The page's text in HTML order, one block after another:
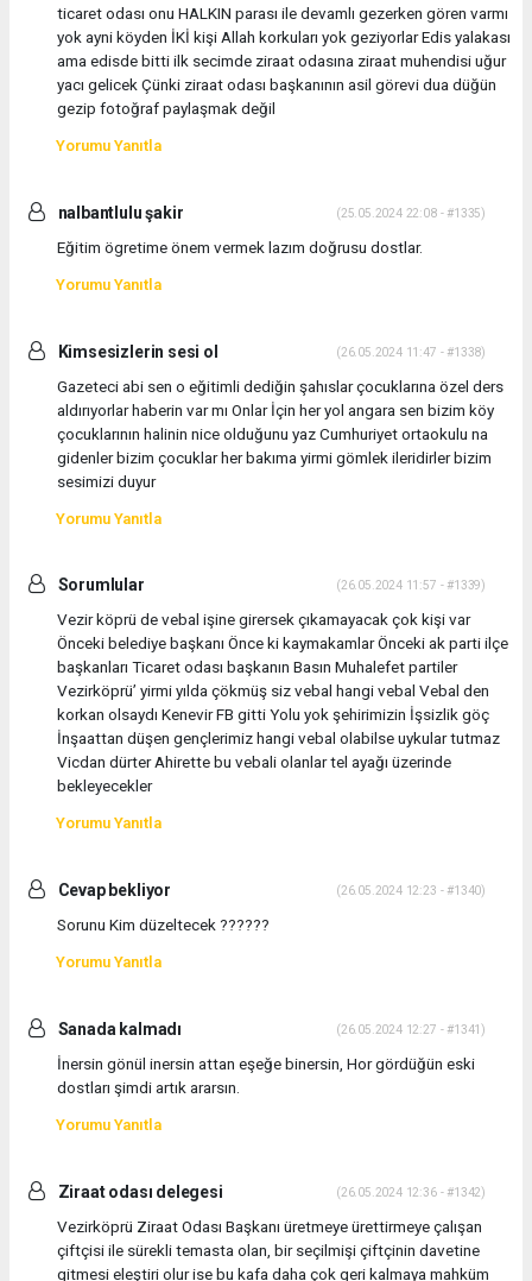
ticaret odası onu HALKIN parası ile devamlı gezerken gören varmı
yok ayni köyden İKİ kişi Allah korkuları yok geziyorlar Edis yalakası
ama edisde bitti ilk secimde ziraat odasına ziraat muhendisi uğur
yacı gelicek Çünki ziraat odası başkanının asil görevi dua düğün
gezip fotoğraf paylaşmak değil
Yorumu Yanıtla
nalbantlulu şakir (25.05.2024 22:08 - #1335)
Eğitim ögretime önem vermek lazım doğrusu dostlar.
Yorumu Yanıtla
Kimsesizlerin sesi ol (26.05.2024 11:47 - #1338)
Gazeteci abi sen o eğitimli dediğin şahıslar çocuklarına özel ders
aldırıyorlar haberin var mı Onlar İçin her yol angara sen bizim köy
çocuklarının halinin nice olduğunu yaz Cumhuriyet ortaokulu na
gidenler bizim çocuklar her bakıma yirmi gömlek ileridirler bizim
sesimizi duyur
Yorumu Yanıtla
Sorumlular (26.05.2024 11:57 - #1339)
Vezir köprü de vebal işine girersek çıkamayacak çok kişi var
Önceki belediye başkanı Önce ki kaymakamlar Önceki ak parti ilçe
başkanları Ticaret odası başkanın Basın Muhalefet partiler
Vezirköprü’ yirmi yılda çökmüş siz vebal hangi vebal Vebal den
korkan olsaydı Kenevir FB gitti Yolu yok şehirimizin İşsizlik göç
İnşaattan düşen gençlerimiz hangi vebal olabilse uykular tutmaz
Vicdan dürter Ahirette bu vebali olanlar tel ayağı üzerinde
bekleyecekler
Yorumu Yanıtla
Cevap bekliyor (26.05.2024 12:23 - #1340)
Sorunu Kim düzeltecek ??????
Yorumu Yanıtla
Sanada kalmadı (26.05.2024 12:27 - #1341)
İnersin gönül inersin attan eşeğe binersin, Hor gördüğün eski
dostları şimdi artık ararsın.
Yorumu Yanıtla
Ziraat odası delegesi (26.05.2024 12:36 - #1342)
Vezirköprü Ziraat Odası Başkanı üretmeye ürettirmeye çalışan
çiftçisi ile sürekli temasta olan, bir seçilmişi çiftçinin davetine
gitmesi eleştiri olur ise bu kafa daha çok geri kalmaya mahküm